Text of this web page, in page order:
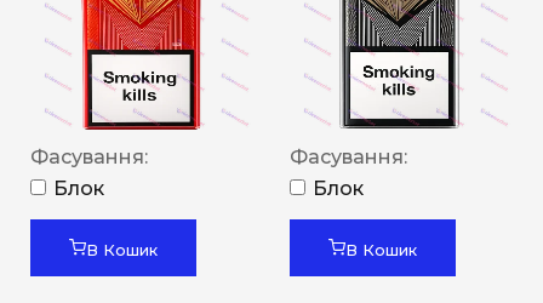
Фасування:
Блок
В Кошик
Фасування:
Блок
В Кошик